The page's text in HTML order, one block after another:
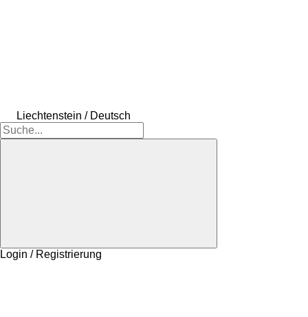
Liechtenstein / Deutsch
Login / Registrierung